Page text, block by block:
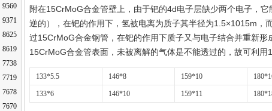
9560
9371
8625
8619
7738
7719
7678
7670
附在15CrMoG合金管壁上，由于钯的4d电子层缺少两个电子，
逆的），在钯的作用下，氢被电离为质子其半径为1.5×1015m
过15CrMoG合金钢管，在钯的作用下质子又与电子结合并重新
15CrMoG合金管表面，未被离解的气体是不能透过的，故可利用
133*5.5 146*8 159*10
133*6 146*10 159*11